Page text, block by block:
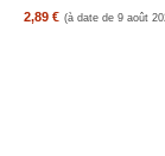
2,89 € (à date de 9 août